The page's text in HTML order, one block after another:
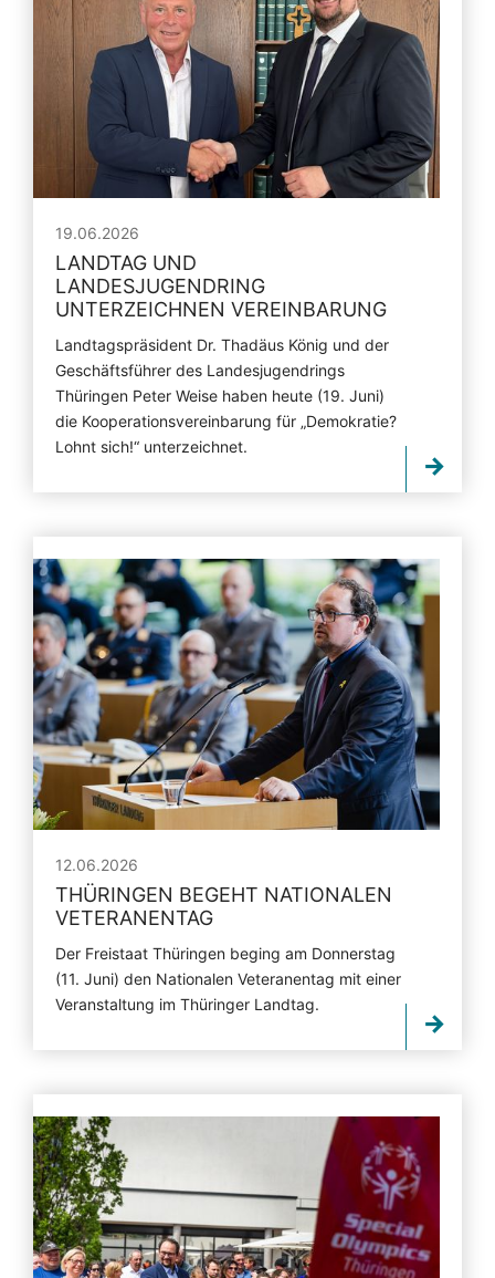
19.06.2026
LANDTAG UND
LANDESJUGENDRING
UNTERZEICHNEN VEREINBARUNG
Landtagspräsident Dr. Thadäus König und der
Geschäftsführer des Landesjugendrings
Thüringen Peter Weise haben heute (19. Juni)
die Kooperationsvereinbarung für „Demokratie?
Lohnt sich!“ unterzeichnet.
12.06.2026
THÜRINGEN BEGEHT NATIONALEN
VETERANENTAG
Der Freistaat Thüringen beging am Donnerstag
(11. Juni) den Nationalen Veteranentag mit einer
Veranstaltung im Thüringer Landtag.